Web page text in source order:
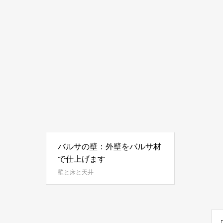
バルサの壁：外壁をバルサ材
で仕上げます
壁と床と天井